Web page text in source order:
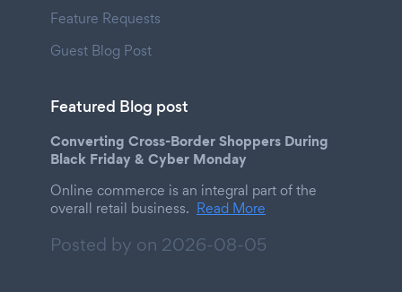
Feature Requests
Guest Blog Post
Featured Blog post
Converting Cross-Border Shoppers During
Black Friday & Cyber Monday
Online commerce is an integral part of the
overall retail business. Read More
Posted by on 2026-08-05